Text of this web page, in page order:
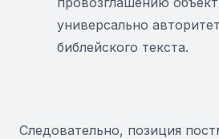
универсально
библейского текста.
Следовательно, позиция